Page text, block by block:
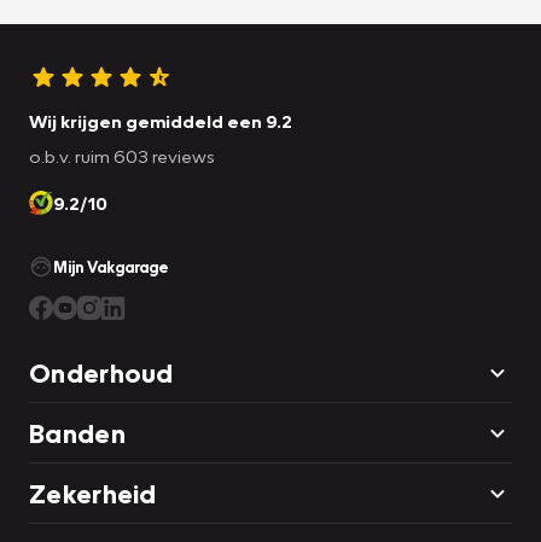
Wij krijgen gemiddeld een 9.2
o.b.v. ruim 603 reviews
9.2/10
Mijn Vakgarage
Onderhoud
Banden
Zekerheid